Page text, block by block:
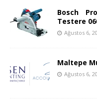
Bosch
Testere
Ağustos 6,
Maltepe
Ağustos 6,